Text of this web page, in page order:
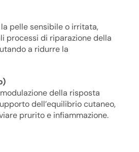
pelle sensibile o irritata,
processi di riparazione della
a ridurre la
della risposta
dell’equilibrio cutaneo,
prurito e infiammazione.